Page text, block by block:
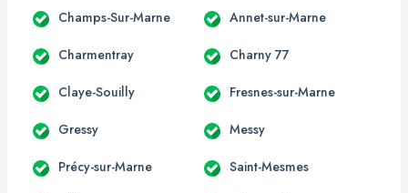
Champs-Sur-Marne Annet-sur-Marne
Charmentray Charny 77
Claye-Souilly Fresnes-sur-Marne
Gressy Messy
Précy-sur-Marne Saint-Mesmes